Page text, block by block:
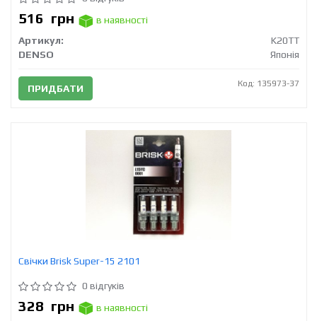
516 грн
в наявності
Артикул:
K20TT
DENSO
Японія
ПРИДБАТИ Код: 135973-37
Свічки Brisk Super-15 2101
0 відгуків
328 грн
в наявності